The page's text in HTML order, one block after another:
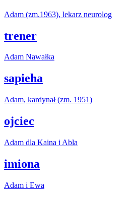
Adam (zm.1963), lekarz neurolog
trener
Adam Nawałka
sapieha
Adam, kardynał (zm. 1951)
ojciec
Adam dla Kaina i Abla
imiona
Adam i Ewa